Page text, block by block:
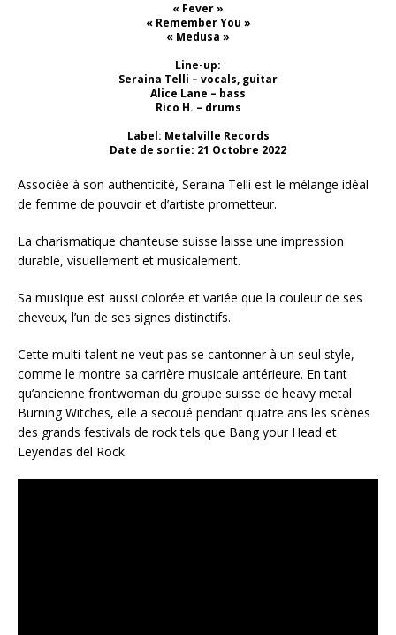
« Fever »
« Remember You »
« Medusa »
Line-up:
Seraina Telli – vocals, guitar
Alice Lane – bass
Rico H. – drums
Label: Metalville Records
Date de sortie: 21 Octobre 2022
Associée à son authenticité, Seraina Telli est le mélange idéal
de femme de pouvoir et d’artiste prometteur.
La charismatique chanteuse suisse laisse une impression
durable, visuellement et musicalement.
Sa musique est aussi colorée et variée que la couleur de ses
cheveux, l’un de ses signes distinctifs.
Cette multi-talent ne veut pas se cantonner à un seul style,
comme le montre sa carrière musicale antérieure. En tant
qu’ancienne frontwoman du groupe suisse de heavy metal
Burning Witches, elle a secoué pendant quatre ans les scènes
des grands festivals de rock tels que Bang your Head et
Leyendas del Rock.